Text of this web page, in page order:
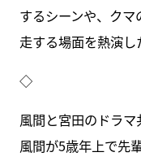
するシーンや、ク
走する場面を熱演し
◇
風間と宮田のドラ
風間が5歳年上で先